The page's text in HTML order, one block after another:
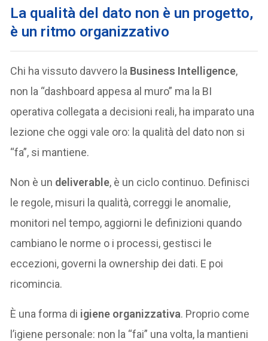
La qualità del dato non è un progetto,
è un ritmo organizzativo
Chi ha vissuto davvero la Business Intelligence,
non la “dashboard appesa al muro” ma la BI
operativa collegata a decisioni reali, ha imparato una
lezione che oggi vale oro: la qualità del dato non si
“fa”, si mantiene.
Non è un deliverable, è un ciclo continuo. Definisci
le regole, misuri la qualità, correggi le anomalie,
monitori nel tempo, aggiorni le definizioni quando
cambiano le norme o i processi, gestisci le
eccezioni, governi la ownership dei dati. E poi
ricomincia.
È una forma di igiene organizzativa. Proprio come
l’igiene personale: non la “fai” una volta, la mantieni